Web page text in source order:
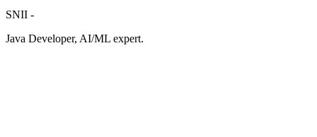
SNII -
Java Developer, AI/ML expert.